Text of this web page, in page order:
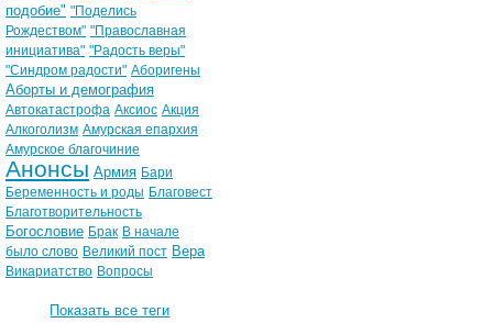
подобие" "Поделись
Рождеством" "Православная
инициатива" "Радость веры"
"Синдром радости" Аборигены
Аборты и демография
Автокатастрофа Аксиос Акция
Алкоголизм Амурская епархия
Амурское благочиние
Анонсы Армия Бари
Беременность и роды Благовест
Благотворительность
Богословие Брак В начале
было слово Великий пост Вера
Викариатство Вопросы
Показать все теги